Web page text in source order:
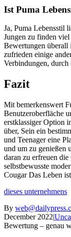
Ist Puma
Ja, Puma Lebensstil
Jungen zu finden
Bewertungen überall
zufrieden einige
Verbindungen, durch
Fazit
Mit bemerkenswert
Benutzeroberfläche
erstklassiger Option
über, Sein ein
und Teenager eine
und um zu genießen
daran zu erfreuen
selbstbewusste
Cougar Das Leben
dieses unternehmens
By
December 2022|
Bewertung – genau